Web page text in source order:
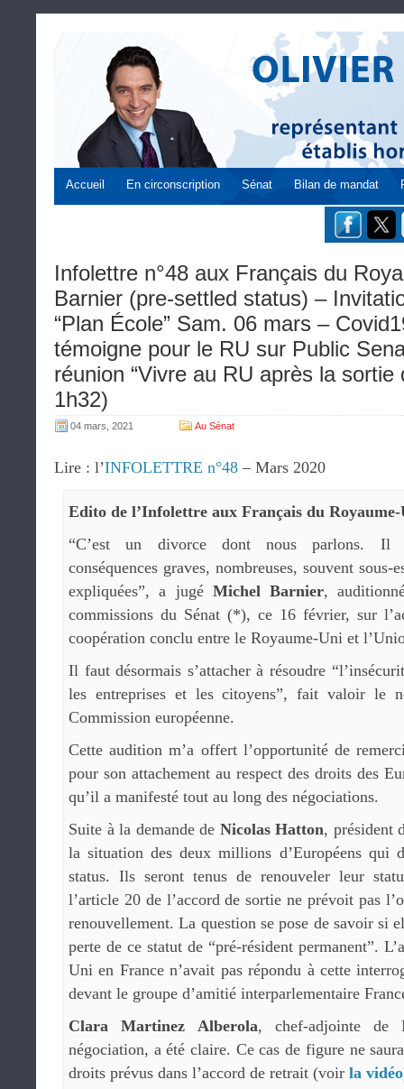
Accueil En circonscription Sénat Bilan de mandat
Infolettre n°48 aux Français du
Barnier (pre-settled status) –
“Plan École” Sam. 06 mars –
témoigne pour le RU sur Public
réunion “Vivre au RU après la sortie
1h32)
04 mars, 2021 Au Sénat
Lire : l’INFOLETTRE n°48 – Mars 2020
Edito de l’Infolettre aux Français du Royaume-
“C’est un divorce dont nous parlons. Il
conséquences graves, nombreuses, souvent sous-
expliquées”, a jugé Michel Barnier,
commissions du Sénat (*), ce 16 février, sur
coopération conclu entre le Royaume-Uni et
Il faut désormais s’attacher à résoudre
les entreprises et les citoyens”, fait valoir le
Commission européenne.
Cette audition m’a offert l’opportunité de
pour son attachement au respect des droits des
qu’il a manifesté tout au long des négociations.
Suite à la demande de Nicolas Hatton, président
la situation des deux millions d’Européens qui
status. Ils seront tenus de renouveler leur
l’article 20 de l’accord de sortie ne prévoit pas
renouvellement. La question se pose de savoir si
perte de ce statut de “pré-résident permanent”.
Uni en France n’avait pas répondu à cette
devant le groupe d’amitié interparlementaire
Clara Martinez Alberola, chef-adjointe de
négociation, a été claire. Ce cas de figure ne
droits prévus dans l’accord de retrait (voir la vidéo